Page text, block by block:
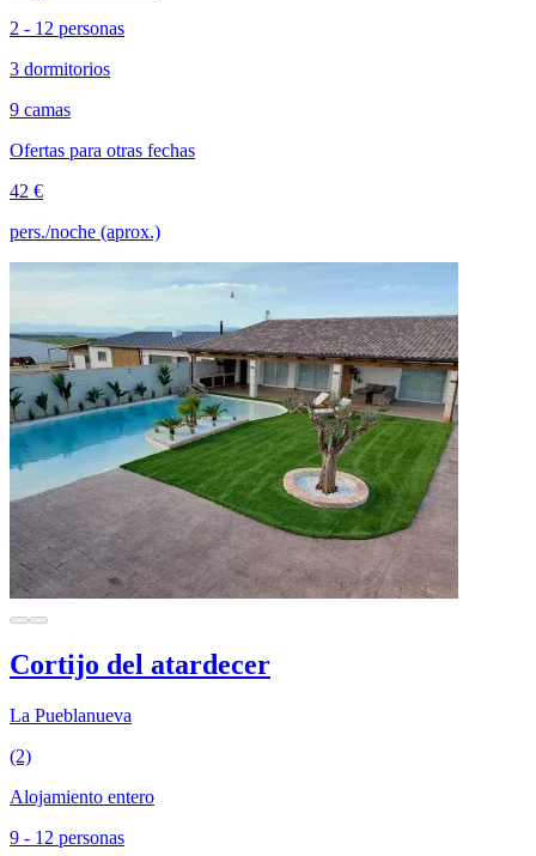
2 - 12 personas
3 dormitorios
9 camas
Ofertas para otras fechas
42 €
pers./noche (aprox.)
Cortijo del atardecer
La Pueblanueva
(2)
Alojamiento entero
9 - 12 personas